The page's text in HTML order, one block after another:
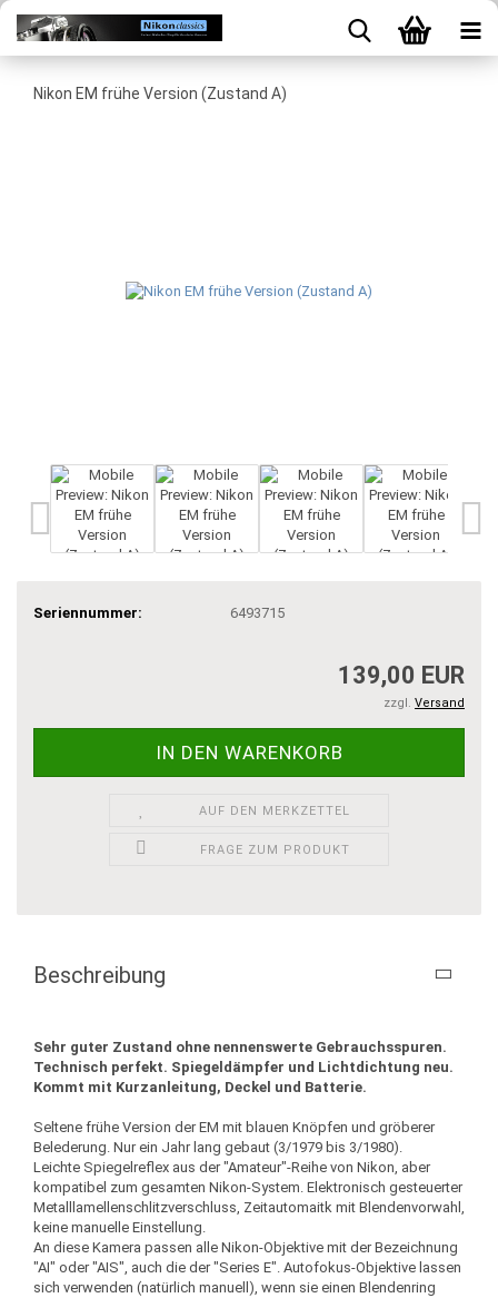
Nikon EM frühe Version (Zustand A)
Seriennummer: 6493715
139,00 EUR
zzgl. Versand
AUF DEN MERKZETTEL
FRAGE ZUM PRODUKT
Beschreibung
Sehr guter Zustand ohne nennenswerte Gebrauchsspuren.
Technisch perfekt. Spiegeldämpfer und Lichtdichtung neu.
Kommt mit Kurzanleitung, Deckel und Batterie.
Seltene frühe Version der EM mit blauen Knöpfen und gröberer
Belederung. Nur ein Jahr lang gebaut (3/1979 bis 3/1980).
Leichte Spiegelreflex aus der "Amateur"-Reihe von Nikon, aber
kompatibel zum gesamten Nikon-System. Elektronisch gesteuerter
Metalllamellenschlitzverschluss, Zeitautomaitk mit Blendenvorwahl,
keine manuelle Einstellung.
An diese Kamera passen alle Nikon-Objektive mit der Bezeichnung
"AI" oder "AIS", auch die der "Series E". Autofokus-Objektive lassen
sich verwenden (natürlich manuell), wenn sie einen Blendenring